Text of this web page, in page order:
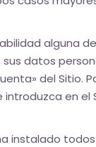
alguna de
sus datos
del Sitio.
en el
instalado